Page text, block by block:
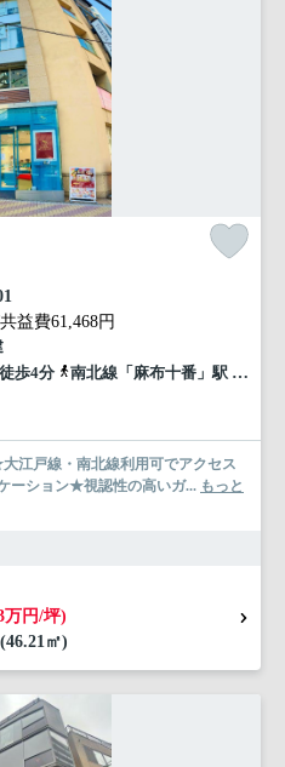
益費61,468円
歩4分
南北線「麻布十番」駅 徒歩4分
江戸線・南北線利用可でアクセス
ーション★視認性の高いガ... もっと
万円/坪)
㎡)